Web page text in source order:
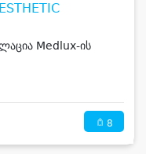
Medlux-ის
8